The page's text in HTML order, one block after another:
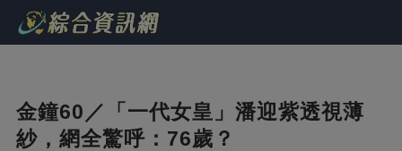
金鐘60／「一代女皇」潘迎紫透視薄
紗，網全驚呼：76歲？